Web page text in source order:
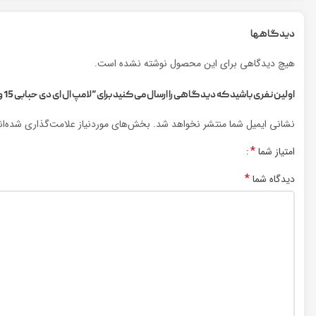
دیدگاهها
هیچ دیدگاهی برای این محصول نوشته نشده است.
اولین نفری باشید که دیدگاهی را ارسال می کنید برای “لامپ ال ای دی حبابی 15 وات LED BULB 15W”
نشانی ایمیل شما منتشر نخواهد شد. بخش‌های موردنیاز علامت‌گذاری
امتیاز شما*
دیدگاه شما*